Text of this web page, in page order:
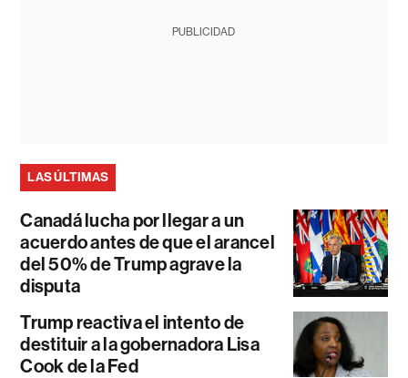
PUBLICIDAD
LAS ÚLTIMAS
Canadá lucha por llegar a un
acuerdo antes de que el arancel
del 50% de Trump agrave la
disputa
Trump reactiva el intento de
destituir a la gobernadora Lisa
Cook de la Fed